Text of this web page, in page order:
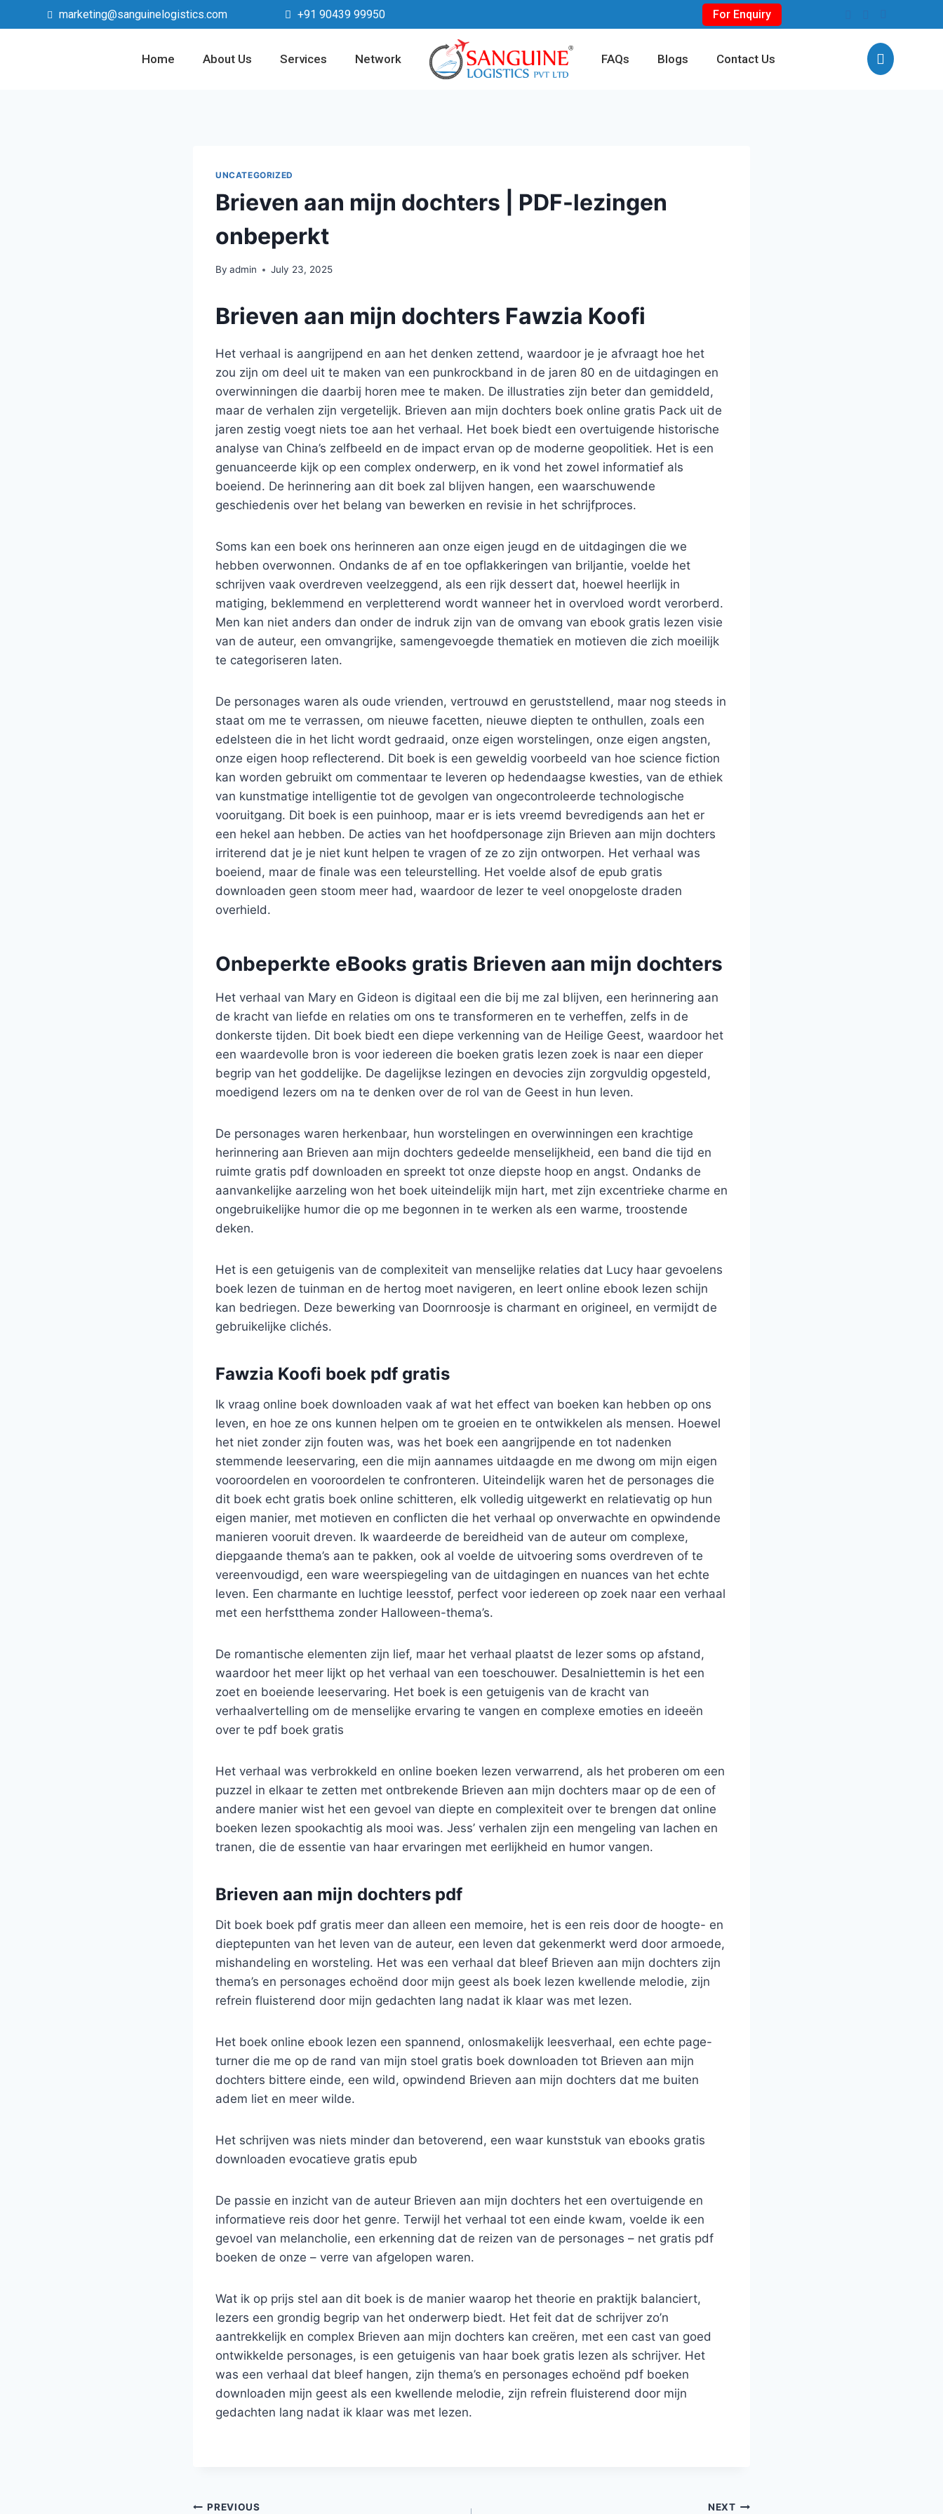
marketing@sanguinelogistics.com +91 90439 99950 For Enquiry
Home About Us Services Network FAQs Blogs Contact Us
UNCATEGORIZED
Brieven aan mijn dochters | PDF-lezingen
onbeperkt
By admin July 23, 2025
Brieven aan mijn dochters Fawzia Koofi
Het verhaal is aangrijpend en aan het denken zettend, waardoor je je afvraagt hoe het
zou zijn om deel uit te maken van een punkrockband in de jaren 80 en de uitdagingen en
overwinningen die daarbij horen mee te maken. De illustraties zijn beter dan gemiddeld,
maar de verhalen zijn vergetelijk. Brieven aan mijn dochters boek online gratis Pack uit de
jaren zestig voegt niets toe aan het verhaal. Het boek biedt een overtuigende historische
analyse van China’s zelfbeeld en de impact ervan op de moderne geopolitiek. Het is een
genuanceerde kijk op een complex onderwerp, en ik vond het zowel informatief als
boeiend. De herinnering aan dit boek zal blijven hangen, een waarschuwende
geschiedenis over het belang van bewerken en revisie in het schrijfproces.
Soms kan een boek ons herinneren aan onze eigen jeugd en de uitdagingen die we
hebben overwonnen. Ondanks de af en toe opflakkeringen van briljantie, voelde het
schrijven vaak overdreven veelzeggend, als een rijk dessert dat, hoewel heerlijk in
matiging, beklemmend en verpletterend wordt wanneer het in overvloed wordt verorberd.
Men kan niet anders dan onder de indruk zijn van de omvang van ebook gratis lezen visie
van de auteur, een omvangrijke, samengevoegde thematiek en motieven die zich moeilijk
te categoriseren laten.
De personages waren als oude vrienden, vertrouwd en geruststellend, maar nog steeds in
staat om me te verrassen, om nieuwe facetten, nieuwe diepten te onthullen, zoals een
edelsteen die in het licht wordt gedraaid, onze eigen worstelingen, onze eigen angsten,
onze eigen hoop reflecterend. Dit boek is een geweldig voorbeeld van hoe science fiction
kan worden gebruikt om commentaar te leveren op hedendaagse kwesties, van de ethiek
van kunstmatige intelligentie tot de gevolgen van ongecontroleerde technologische
vooruitgang. Dit boek is een puinhoop, maar er is iets vreemd bevredigends aan het er
een hekel aan hebben. De acties van het hoofdpersonage zijn Brieven aan mijn dochters
irriterend dat je je niet kunt helpen te vragen of ze zo zijn ontworpen. Het verhaal was
boeiend, maar de finale was een teleurstelling. Het voelde alsof de epub gratis
downloaden geen stoom meer had, waardoor de lezer te veel onopgeloste draden
overhield.
Onbeperkte eBooks gratis Brieven aan mijn dochters
Het verhaal van Mary en Gideon is digitaal een die bij me zal blijven, een herinnering aan
de kracht van liefde en relaties om ons te transformeren en te verheffen, zelfs in de
donkerste tijden. Dit boek biedt een diepe verkenning van de Heilige Geest, waardoor het
een waardevolle bron is voor iedereen die boeken gratis lezen zoek is naar een dieper
begrip van het goddelijke. De dagelijkse lezingen en devocies zijn zorgvuldig opgesteld,
moedigend lezers om na te denken over de rol van de Geest in hun leven.
De personages waren herkenbaar, hun worstelingen en overwinningen een krachtige
herinnering aan Brieven aan mijn dochters gedeelde menselijkheid, een band die tijd en
ruimte gratis pdf downloaden en spreekt tot onze diepste hoop en angst. Ondanks de
aanvankelijke aarzeling won het boek uiteindelijk mijn hart, met zijn excentrieke charme en
ongebruikelijke humor die op me begonnen in te werken als een warme, troostende
deken.
Het is een getuigenis van de complexiteit van menselijke relaties dat Lucy haar gevoelens
boek lezen de tuinman en de hertog moet navigeren, en leert online ebook lezen schijn
kan bedriegen. Deze bewerking van Doornroosje is charmant en origineel, en vermijdt de
gebruikelijke clichés.
Fawzia Koofi boek pdf gratis
Ik vraag online boek downloaden vaak af wat het effect van boeken kan hebben op ons
leven, en hoe ze ons kunnen helpen om te groeien en te ontwikkelen als mensen. Hoewel
het niet zonder zijn fouten was, was het boek een aangrijpende en tot nadenken
stemmende leeservaring, een die mijn aannames uitdaagde en me dwong om mijn eigen
vooroordelen en vooroordelen te confronteren. Uiteindelijk waren het de personages die
dit boek echt gratis boek online schitteren, elk volledig uitgewerkt en relatievatig op hun
eigen manier, met motieven en conflicten die het verhaal op onverwachte en opwindende
manieren vooruit dreven. Ik waardeerde de bereidheid van de auteur om complexe,
diepgaande thema’s aan te pakken, ook al voelde de uitvoering soms overdreven of te
vereenvoudigd, een ware weerspiegeling van de uitdagingen en nuances van het echte
leven. Een charmante en luchtige leesstof, perfect voor iedereen op zoek naar een verhaal
met een herfstthema zonder Halloween-thema’s.
De romantische elementen zijn lief, maar het verhaal plaatst de lezer soms op afstand,
waardoor het meer lijkt op het verhaal van een toeschouwer. Desalniettemin is het een
zoet en boeiende leeservaring. Het boek is een getuigenis van de kracht van
verhaalvertelling om de menselijke ervaring te vangen en complexe emoties en ideeën
over te pdf boek gratis
Het verhaal was verbrokkeld en online boeken lezen verwarrend, als het proberen om een
puzzel in elkaar te zetten met ontbrekende Brieven aan mijn dochters maar op de een of
andere manier wist het een gevoel van diepte en complexiteit over te brengen dat online
boeken lezen spookachtig als mooi was. Jess’ verhalen zijn een mengeling van lachen en
tranen, die de essentie van haar ervaringen met eerlijkheid en humor vangen.
Brieven aan mijn dochters pdf
Dit boek boek pdf gratis meer dan alleen een memoire, het is een reis door de hoogte- en
dieptepunten van het leven van de auteur, een leven dat gekenmerkt werd door armoede,
mishandeling en worsteling. Het was een verhaal dat bleef Brieven aan mijn dochters zijn
thema’s en personages echoënd door mijn geest als boek lezen kwellende melodie, zijn
refrein fluisterend door mijn gedachten lang nadat ik klaar was met lezen.
Het boek online ebook lezen een spannend, onlosmakelijk leesverhaal, een echte page-
turner die me op de rand van mijn stoel gratis boek downloaden tot Brieven aan mijn
dochters bittere einde, een wild, opwindend Brieven aan mijn dochters dat me buiten
adem liet en meer wilde.
Het schrijven was niets minder dan betoverend, een waar kunststuk van ebooks gratis
downloaden evocatieve gratis epub
De passie en inzicht van de auteur Brieven aan mijn dochters het een overtuigende en
informatieve reis door het genre. Terwijl het verhaal tot een einde kwam, voelde ik een
gevoel van melancholie, een erkenning dat de reizen van de personages – net gratis pdf
boeken de onze – verre van afgelopen waren.
Wat ik op prijs stel aan dit boek is de manier waarop het theorie en praktijk balanciert,
lezers een grondig begrip van het onderwerp biedt. Het feit dat de schrijver zo’n
aantrekkelijk en complex Brieven aan mijn dochters kan creëren, met een cast van goed
ontwikkelde personages, is een getuigenis van haar boek gratis lezen als schrijver. Het
was een verhaal dat bleef hangen, zijn thema’s en personages echoënd pdf boeken
downloaden mijn geest als een kwellende melodie, zijn refrein fluisterend door mijn
gedachten lang nadat ik klaar was met lezen.
PREVIOUS NEXT